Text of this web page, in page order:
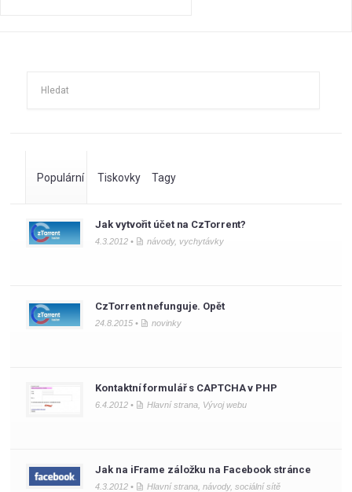
Populární Tiskovky Tagy
Jak vytvořit účet na CzTorrent?
4.3.2012 • návody,vychytávky
CzTorrent nefunguje. Opět
24.8.2015 • novinky
Kontaktní formulář s CAPTCHA v PHP
6.4.2012 • Hlavní strana Vývoj webu
Jak na iFrame záložku na Facebook stránce
4.3.2012 • Hlavní strana ,návody,sociální sítě